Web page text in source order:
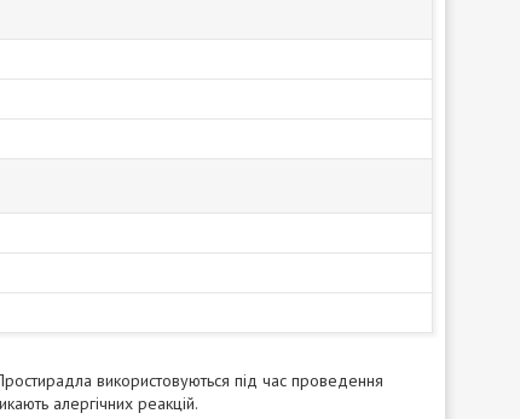
використовуються під час проведення
алергічних реакцій.